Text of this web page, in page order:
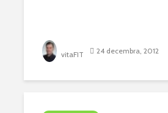
vitaFIT 24 decembra, 2012